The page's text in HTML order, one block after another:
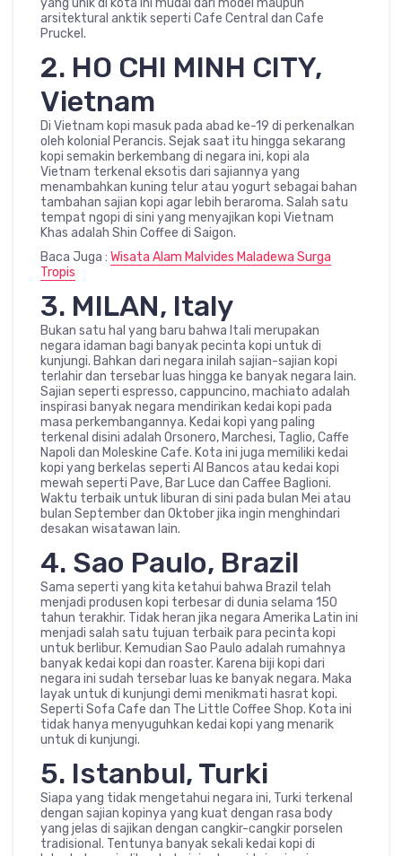
yang unik di kota ini mudai dari model maupun
arsitektural anktik seperti Cafe Central dan Cafe
Pruckel.
2. HO CHI MINH CITY,
Vietnam
Di Vietnam kopi masuk pada abad ke-19 di perkenalkan
oleh kolonial Perancis. Sejak saat itu hingga sekarang
kopi semakin berkembang di negara ini, kopi ala
Vietnam terkenal eksotis dari sajiannya yang
menambahkan kuning telur atau yogurt sebagai bahan
tambahan sajian kopi agar lebih beraroma. Salah satu
tempat ngopi di sini yang menyajikan kopi Vietnam
Khas adalah Shin Coffee di Saigon.
Baca Juga : Wisata Alam Malvides Maladewa Surga
Tropis
3. MILAN, Italy
Bukan satu hal yang baru bahwa Itali merupakan
negara idaman bagi banyak pecinta kopi untuk di
kunjungi. Bahkan dari negara inilah sajian-sajian kopi
terlahir dan tersebar luas hingga ke banyak negara lain.
Sajian seperti espresso, cappuncino, machiato adalah
inspirasi banyak negara mendirikan kedai kopi pada
masa perkembangannya. Kedai kopi yang paling
terkenal disini adalah Orsonero, Marchesi, Taglio, Caffe
Napoli dan Moleskine Cafe. Kota ini juga memiliki kedai
kopi yang berkelas seperti Al Bancos atau kedai kopi
mewah seperti Pave, Bar Luce dan Caffee Baglioni.
Waktu terbaik untuk liburan di sini pada bulan Mei atau
bulan September dan Oktober jika ingin menghindari
desakan wisatawan lain.
4. Sao Paulo, Brazil
Sama seperti yang kita ketahui bahwa Brazil telah
menjadi produsen kopi terbesar di dunia selama 150
tahun terakhir. Tidak heran jika negara Amerika Latin ini
menjadi salah satu tujuan terbaik para pecinta kopi
untuk berlibur. Kemudian Sao Paulo adalah rumahnya
banyak kedai kopi dan roaster. Karena biji kopi dari
negara ini sudah tersebar luas ke banyak negara. Maka
layak untuk di kunjungi demi menikmati hasrat kopi.
Seperti Sofa Cafe dan The Little Coffee Shop. Kota ini
tidak hanya menyuguhkan kedai kopi yang menarik
untuk di kunjungi.
5. Istanbul, Turki
Siapa yang tidak mengetahui negara ini, Turki terkenal
dengan sajian kopinya yang kuat dengan rasa body
yang jelas di sajikan dengan cangkir-cangkir porselen
tradisional. Tentunya banyak sekali kedai kopi di